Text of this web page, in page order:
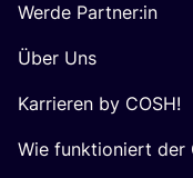
Werde Partner:in
Über Uns
Karrieren by COSH!
Wie funktioniert der